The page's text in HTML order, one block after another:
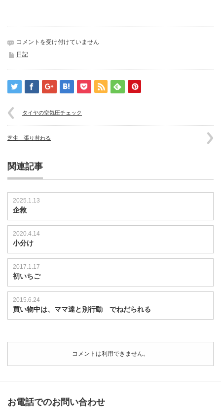
結
婚
念
日
は
主
催
コメントを受け付けていません
日記
タイヤの空気圧チェック
芝生 張り替わる
関連記事
2025.1.13
企救
2020.4.14
小分け
2017.1.17
初いちご
2015.6.24
買い物中は、ママ達と別行動 でねだられる
コメントは利用できません。
お電話でのお問い合わせ